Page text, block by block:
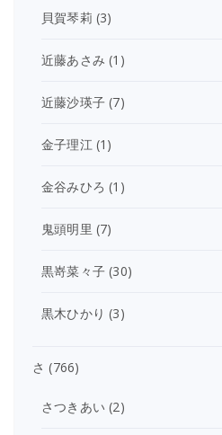
貝賀琴莉 (3)
近藤あさみ (1)
近藤沙瑛子 (7)
金子理江(1)
金谷みひろ (1)
鬼頭明里 (7)
黒嵜菜々子 (30)
黒木ひかり (3)
さ (766)
さつきあい (2)